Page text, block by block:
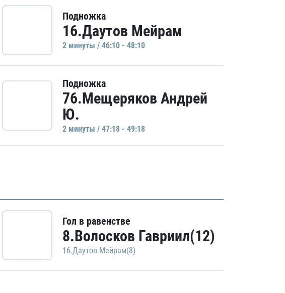
Подножка
16.Даутов Мейрам
2 минуты / 46:10 - 48:10
Подножка
76.Мещеряков Андрей
Ю.
2 минуты / 47:18 - 49:18
Гол в равенстве
8.Волосков Гавриил(12)
16.Даутов Мейрам(8)